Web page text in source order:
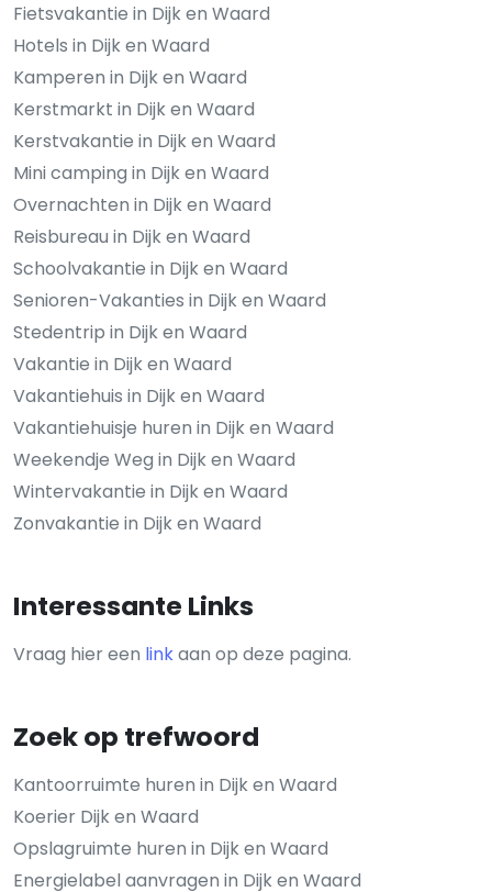
Fietsvakantie in Dijk en Waard
Hotels in Dijk en Waard
Kamperen in Dijk en Waard
Kerstmarkt in Dijk en Waard
Kerstvakantie in Dijk en Waard
Mini camping in Dijk en Waard
Overnachten in Dijk en Waard
Reisbureau in Dijk en Waard
Schoolvakantie in Dijk en Waard
Senioren-Vakanties in Dijk en Waard
Stedentrip in Dijk en Waard
Vakantie in Dijk en Waard
Vakantiehuis in Dijk en Waard
Vakantiehuisje huren in Dijk en Waard
Weekendje Weg in Dijk en Waard
Wintervakantie in Dijk en Waard
Zonvakantie in Dijk en Waard
Interessante Links
Vraag hier een linkaan op deze pagina.
Zoek op trefwoord
Kantoorruimte huren in Dijk en Waard
Koerier Dijk en Waard
Opslagruimte huren in Dijk en Waard
Energielabel aanvragen in Dijk en Waard